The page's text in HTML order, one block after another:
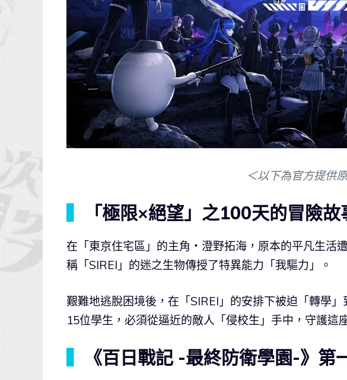
＜以下為官方提供
「極限×絕望」之100天的冒險故
在「東京住宅區」的主角・澄野拓海，原本的平凡生活
稱「SIREI」的迷之生物傳授了特異能力「我驅力」。
艱難地逃脫困境後，在「SIREI」的安排下被迫「轉學
15位學生，必須從逼近的敵人「侵校生」手中，守護這
《百日戰記 -最終防衛學園-》第